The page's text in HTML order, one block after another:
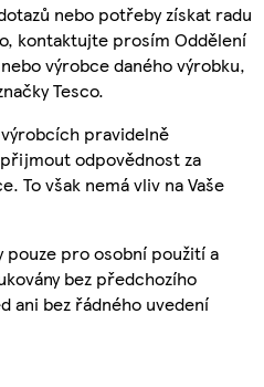
nebo potřeby získat radu
kontaktujte prosím Oddělení
výrobce daného výrobku,
Tesco.
pravidelně
odpovědnost za
To však nemá vliv na Vaše
pouze pro osobní použití a
bez předchozího
ani bez řádného uvedení